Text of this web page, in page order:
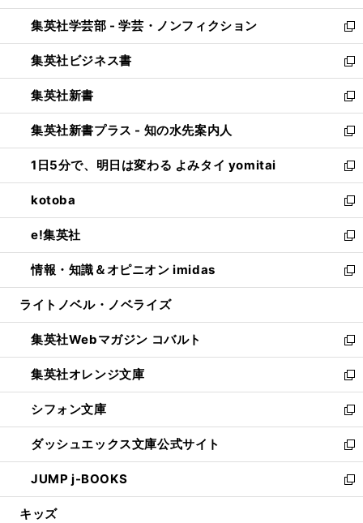
開
く
ウ
で
開
く
ン
ド
ウ
で
開
く
ウ
ィ
ン
ド
ウ
で
開
く
集英社学芸部 - 学芸・ノンフィクション
新
し
い
ウ
ィ
ン
ド
ウ
で
開
く
集英社ビジネス書
新
し
い
ウ
ィ
ン
ド
ウ
で
開
く
集英社新書
新
し
い
ウ
ィ
ン
ド
ウ
で
開
く
集英社新書プラス - 知の水先案内人
新
し
い
ウ
ィ
ン
ド
ウ
で
開
1日5分で、明日は変わる よみタイ yomitai
新
し
い
ウ
ィ
ン
ド
ウ
開
く
kotoba
新
し
い
ウ
ィ
ン
ウ
で
開
く
e!集英社
新
し
い
ウ
ン
ド
ウ
で
開
く
情報・知識＆オピニオン imidas
新
し
ウ
ィ
ン
ド
ウ
で
開
く
ライトノベル・ノベライズ
集英社Webマガジン コバルト
新
し
い
ウ
ィ
ン
ド
ウ
で
開
集英社オレンジ文庫
新
し
い
ウ
ィ
ン
ド
ウ
シフォン文庫
新
し
い
ウ
ィ
ン
ダッシュエックス文庫公式サイト
新
し
い
ウ
JUMP j-BOOKS
新
し
キッズ